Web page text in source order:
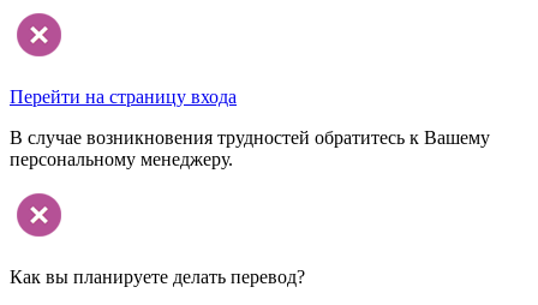
Перейти на страницу входа
В случае возникновения трудностей обратитесь к Вашему
персональному менеджеру.
Как вы планируете делать перевод?